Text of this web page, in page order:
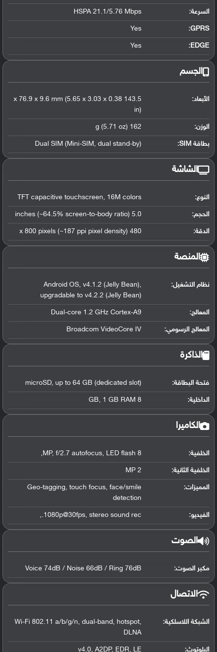
السرعة: HSPA 21.1/5.76 Mbps
GPRS:
Yes
EDGE:
Yes
الجسم
الأبعاد:
143.5 x 76.9 x 9.6 mm (5.65 x 3.03 x 0.38
in)
الوزن: 162 g (5.71 oz)
بطاقة SIM: Dual SIM (Mini-SIM, dual stand-by)
الشاشة
النوع: TFT capacitive touchscreen, 16M colors
الحجم: 5.0 inches (~64.5% screen-to-body ratio)
الدقة: 480 x 800 pixels (~187 ppi pixel density)
المنصة
نظام التشغيل:
Android OS, v4.1.2 (Jelly Bean),
upgradable to v4.2.2 (Jelly Bean)
المعالج:
Dual-core 1.2 GHz Cortex-A9
المعالج الرسومي:
Broadcom VideoCore IV
الذاكرة
فتحة البطاقة: microSD, up to 64 GB (dedicated slot)
الداخلية: 8 GB, 1 GB RAM
الكاميرا
الخلفية: 8 MP, f/2.7 autofocus, LED flash,
الخلفية الثانية: 2 MP
المميزات:
Geo-tagging, touch focus, face/smile
detection
الفيديو: 1080p@30fps, stereo sound rec.,
الصوت
مكبر الصوت: Voice 74dB / Noise 66dB / Ring 76dB
الاتصال
الشبكة اللاسلكية:
Wi-Fi 802.11 a/b/g/n, dual-band, hotspot,
DLNA
البلوتوث:
v4.0, A2DP, EDR, LE